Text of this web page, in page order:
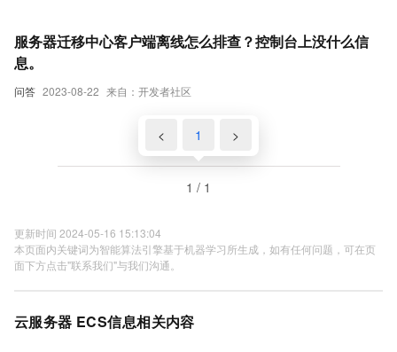
问答 2023-08-22 来自：开发者社区
服务器迁移中心客户端离线怎么排查？控制台上没什么信
息。
< 1 >
1 / 1
更新时间 2024-05-16 15:13:04
本页面内关键词为智能算法引擎基于机器学习所生成，如有任何问题，可在页
面下方点击"联系我们"与我们沟通。
云服务器 ECS信息相关内容